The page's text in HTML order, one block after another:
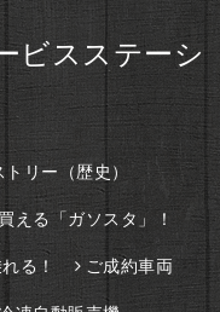
ビスステーシ
リー（歴史）
える「ガソスタ」！
る！ ご成約車両